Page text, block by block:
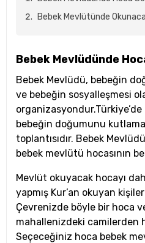
Bebek Mevlütünde
Bebek Mevlüdünde
Bebek Mevlüdü, bebeğin
ve bebeğin sosyalleşmesi
bebeğin doğumunu
toplantısıdır. Bebek
bebek mevlütü hocasının
Mevlüt okuyacak hocayı
yapmış Kur’an okuyan
Çevrenizde böyle bir hoca
mahallenizdeki camilerden
Seçeceğiniz hoca bebek